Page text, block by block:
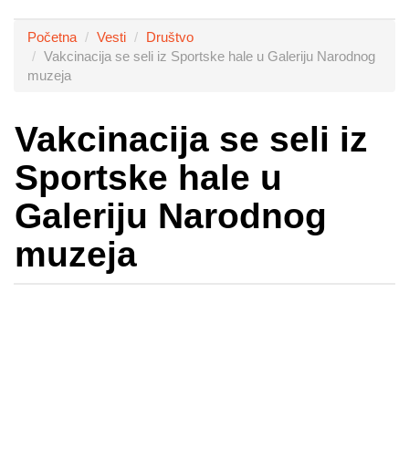
Početna Vesti
Društvo
Vakcinacija se seli iz Sportske hale u Galeriju Narodnog
muzeja
Vakcinacija se seli iz
Sportske hale u
Galeriju Narodnog
muzeja